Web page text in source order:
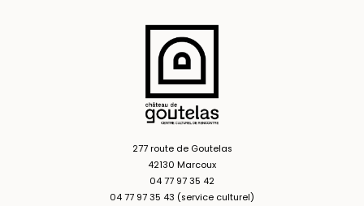
277 route de Goutelas
42130 Marcoux
04 77 97 35 42
04 77 97 35 43 (service culturel)